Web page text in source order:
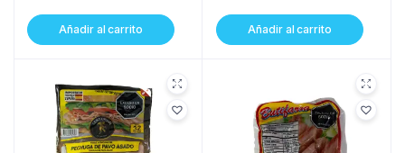
Añadir al carrito Añadir al carrito